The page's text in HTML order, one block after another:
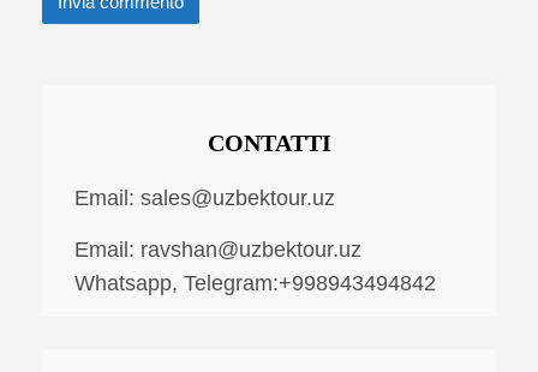
CONTATTI
Email: sales@uzbektour.uz
Email: ravshan@uzbektour.uz
Whatsapp, Telegram:+998943494842